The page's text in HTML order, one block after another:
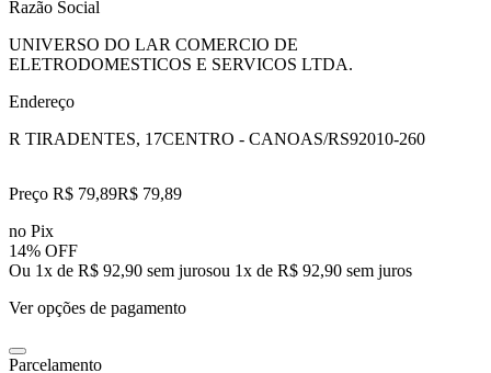
Razão Social
UNIVERSO DO LAR COMERCIO DE
ELETRODOMESTICOS E SERVICOS LTDA.
Endereço
R TIRADENTES, 17CENTRO - CANOAS/RS92010-260
Preço R$ 79,89R$ 79,89
no Pix
14% OFF
Ou 1x de R$ 92,90 sem jurosou 1x de R$ 92,90 sem juros
Ver opções de pagamento
Parcelamento